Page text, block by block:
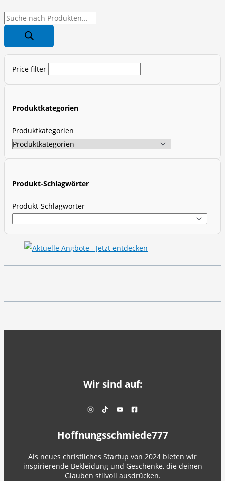
P
o
d
c
Price filter
Produktkategorien
Produktkategorien
Produkt-Schlagwörter
Produkt-Schlagwörter
Wir sind auf:
Hoffnungsschmiede777
Als neues christliches Startup von 2024 bieten wir
inspirierende Bekleidung und Geschenke, die deinen
Glauben stilvoll ausdrücken.